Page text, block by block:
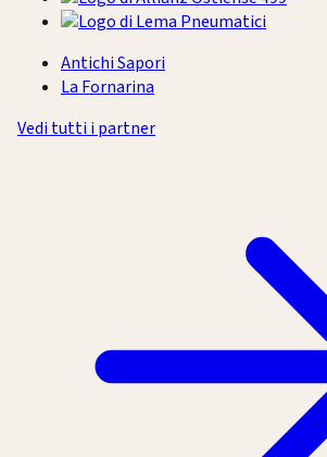
Antichi Sapori
La Fornarina
Vedi tutti i partner